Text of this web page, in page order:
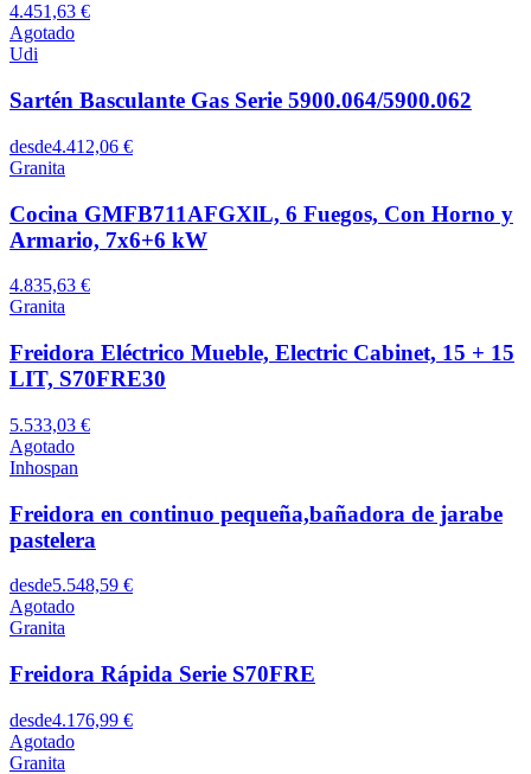
4.451,63 €
Agotado
Udi
Sartén Basculante Gas Serie 5900.064/5900.062
desde4.412,06 €
Granita
Cocina GMFB711AFGXlL, 6 Fuegos, Con Horno y
Armario, 7x6+6 kW
4.835,63 €
Granita
Freidora Eléctrico Mueble, Electric Cabinet, 15 + 15
LIT, S70FRE30
5.533,03 €
Agotado
Inhospan
Freidora en continuo pequeña,bañadora de jarabe
pastelera
desde5.548,59 €
Agotado
Granita
Freidora Rápida Serie S70FRE
desde4.176,99 €
Agotado
Granita